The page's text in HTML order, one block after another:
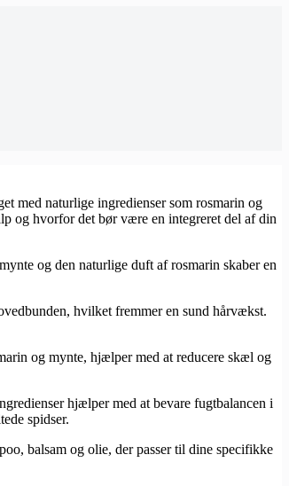
med naturlige ingredienser som rosmarin og
og hvorfor det bør være en integreret del af din
og den naturlige duft af rosmarin skaber en
hvilket fremmer en sund hårvækst.
og mynte, hjælper med at reducere skæl og
hjælper med at bevare fugtbalancen i
spidser.
balsam og olie, der passer til dine specifikke